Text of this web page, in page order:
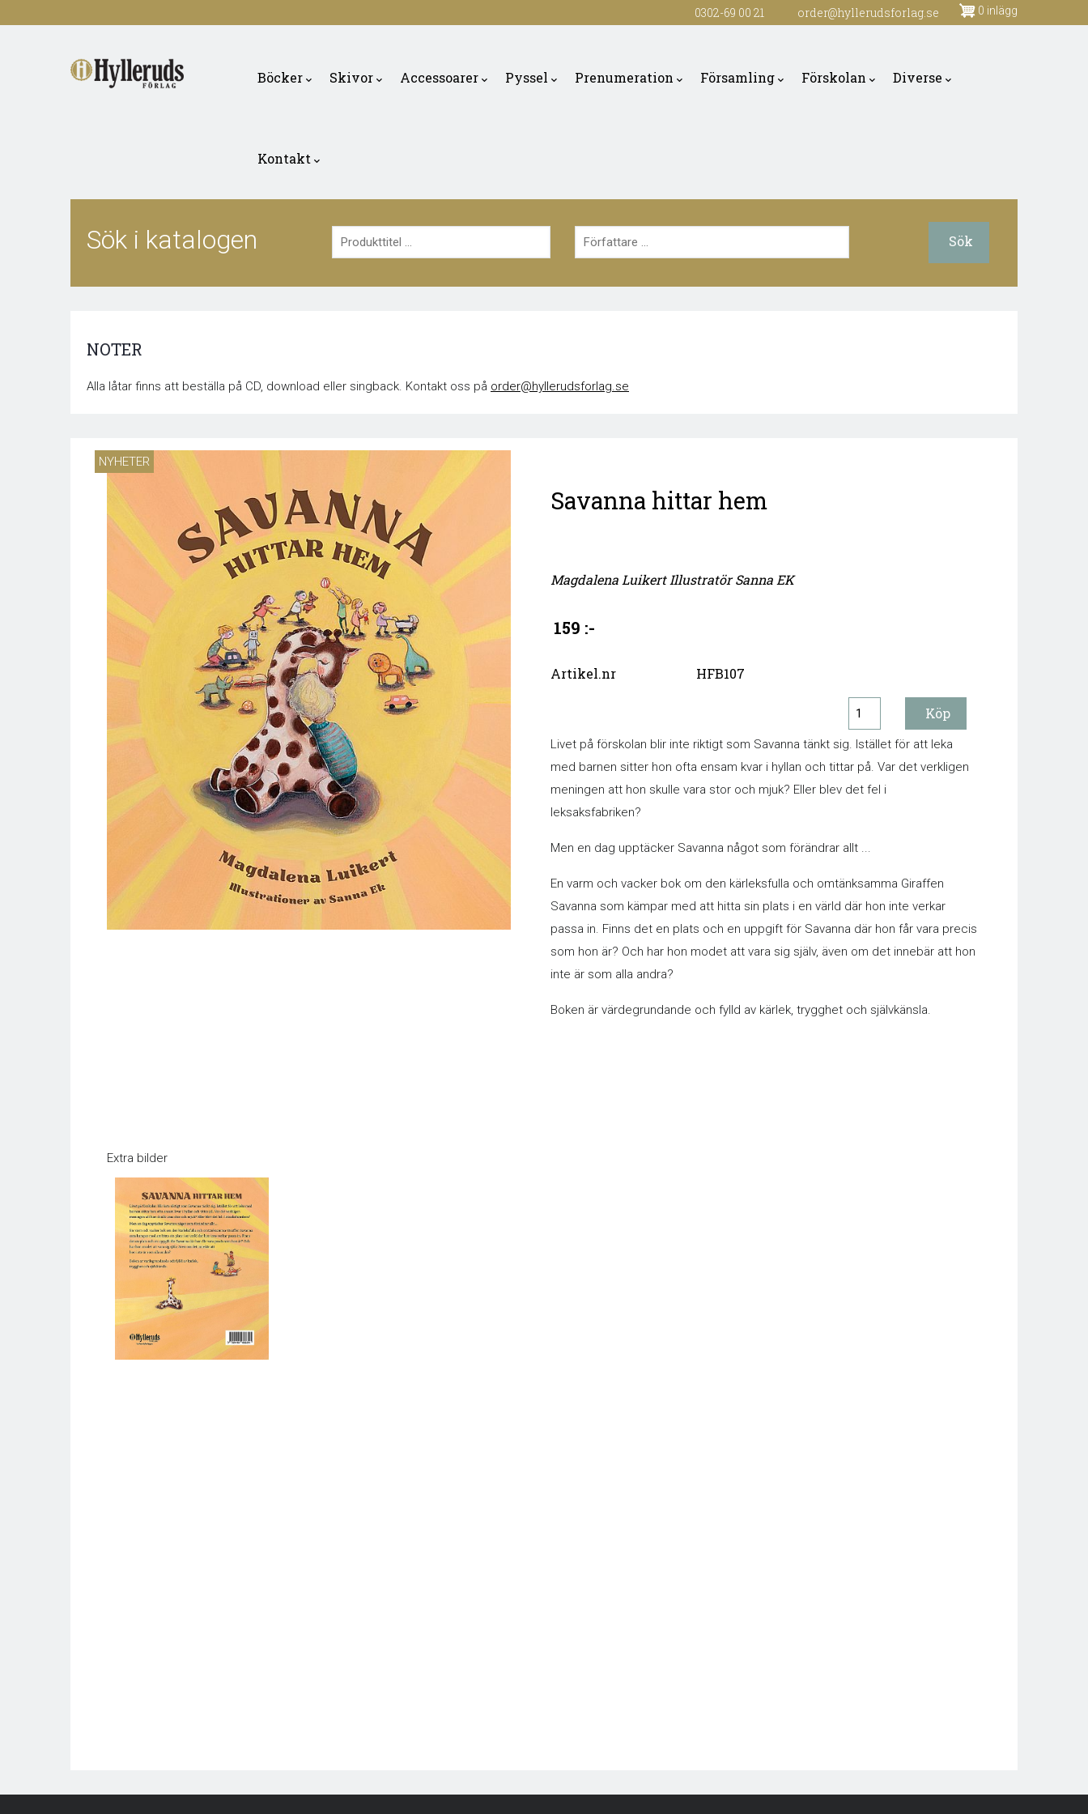
0302-69 00 21 order@hyllerudsforlag.se 0 inlägg
Böcker Skivor Accessoarer Pyssel Prenumeration Församling Förskolan Diverse
Kontakt
Sök i katalogen
NOTER
Alla låtar finns att beställa på CD, download eller singback. Kontakt oss på order@hyllerudsforlag.se
NYHETER
Extra bilder
Savanna hittar hem
Magdalena Luikert Illustratör Sanna EK
159 :-
Artikel.nr HFB107
Livet på förskolan blir inte riktigt som Savanna tänkt sig. Istället för att leka
med barnen sitter hon ofta ensam kvar i hyllan och tittar på. Var det verkligen
meningen att hon skulle vara stor och mjuk? Eller blev det fel i
leksaksfabriken?
Men en dag upptäcker Savanna något som förändrar allt ...
En varm och vacker bok om den kärleksfulla och omtänksamma Giraffen
Savanna som kämpar med att hitta sin plats i en värld där hon inte verkar
passa in. Finns det en plats och en uppgift för Savanna där hon får vara precis
som hon är? Och har hon modet att vara sig själv, även om det innebär att hon
inte är som alla andra?
Boken är värdegrundande och fylld av kärlek, trygghet och självkänsla.